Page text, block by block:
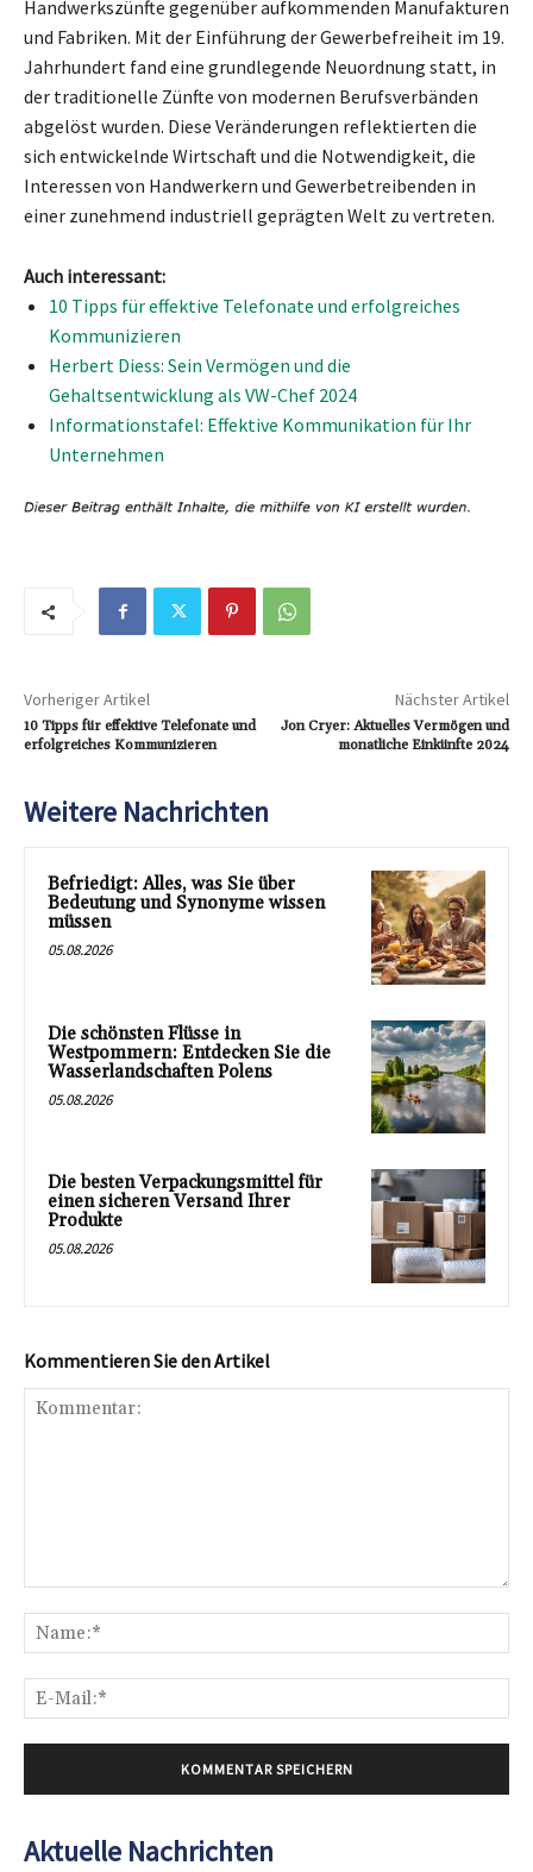
Handwerkszünfte gegenüber aufkommenden Manufakturen
und Fabriken. Mit der Einführung der Gewerbefreiheit im 19.
Jahrhundert fand eine grundlegende Neuordnung statt, in
der traditionelle Zünfte von modernen Berufsverbänden
abgelöst wurden. Diese Veränderungen reflektierten die
sich entwickelnde Wirtschaft und die Notwendigkeit, die
Interessen von Handwerkern und Gewerbetreibenden in
einer zunehmend industriell geprägten Welt zu vertreten.
Auch interessant:
10 Tipps für effektive Telefonate und erfolgreiches
Kommunizieren
Herbert Diess: Sein Vermögen und die
Gehaltsentwicklung als VW-Chef 2024
Informationstafel: Effektive Kommunikation für Ihr
Unternehmen
Vorheriger Artikel
10 Tipps für effektive Telefonate und
erfolgreiches Kommunizieren
Nächster Artikel
Jon Cryer: Aktuelles Vermögen und
monatliche Einkünfte 2024
Weitere Nachrichten
Befriedigt: Alles, was Sie über
Bedeutung und Synonyme wissen
müssen
05.08.2026
Die schönsten Flüsse in
Westpommern: Entdecken Sie die
Wasserlandschaften Polens
05.08.2026
Die besten Verpackungsmittel für
einen sicheren Versand Ihrer
Produkte
05.08.2026
Kommentieren Sie den Artikel
Aktuelle Nachrichten